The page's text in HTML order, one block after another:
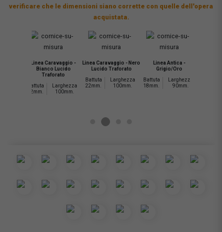
verificare che le dimensioni siano corrette con quelle dell'opera
acquistata.